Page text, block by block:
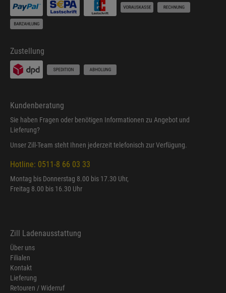
Zustellung
Kundenberatung
Sie haben Fragen oder benötigen Informationen zu Angebot und
Lieferung?
Unser Zill-Team steht Ihnen jederzeit telefonisch zur Verfügung.
Hotline: 0511-8 66 03 33
Montag bis Donnerstag 8.00 bis 17.30 Uhr,
Freitag 8.00 bis 16.30 Uhr
Zill Ladenausstattung
Über uns
Filialen
Kontakt
Lieferung
Retouren / Widerruf